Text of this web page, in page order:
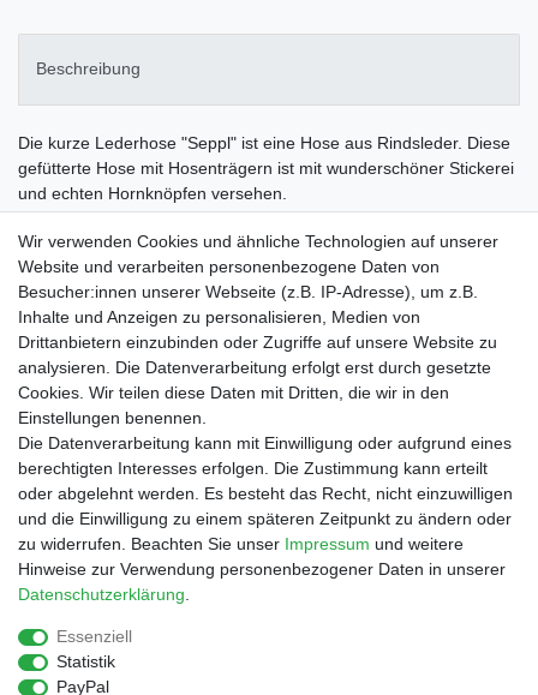
Beschreibung
Die kurze Lederhose "Seppl" ist eine Hose aus Rindsleder. Diese
gefütterte Hose mit Hosenträgern ist mit wunderschöner Stickerei
und echten Hornknöpfen versehen.
Textilkennzeichnung: 100% Polyester
Shop
Zahlungs- und Versandbedingungen
Warenkorb
Kasse
Mein Konto
Kontakt
Facebook
Service
Impressum
Wir verwenden Cookies und ähnliche Technologien auf unserer
Website und verarbeiten personenbezogene Daten von
Besucher:innen unserer Webseite (z.B. IP-Adresse), um z.B.
Inhalte und Anzeigen zu personalisieren, Medien von
Drittanbietern einzubinden oder Zugriffe auf unsere Website zu
analysieren. Die Datenverarbeitung erfolgt erst durch gesetzte
Cookies. Wir teilen diese Daten mit Dritten, die wir in den
Einstellungen benennen.
Die Datenverarbeitung kann mit Einwilligung oder aufgrund eines
berechtigten Interesses erfolgen. Die Zustimmung kann erteilt
oder abgelehnt werden. Es besteht das Recht, nicht einzuwilligen
und die Einwilligung zu einem späteren Zeitpunkt zu ändern oder
zu widerrufen. Beachten Sie unser Impressum und weitere
Hinweise zur Verwendung personenbezogener Daten in unserer
Daten­schutz­erklärung
Essenziell
Statistik
PayPal